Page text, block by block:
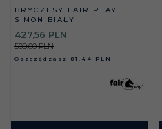
BRYCZESY FAIR PLAY
SIMON BIAŁY
427,56 PLN
509,00 PLN
Oszczędzasz 81.44 PLN